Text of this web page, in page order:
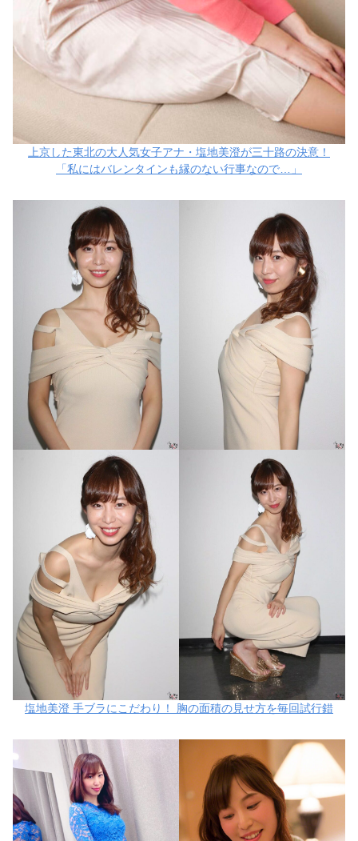
上京した東北の大人気女子アナ・塩地美澄が三十路の決意！
「私にはバレンタインも縁のない行事なので…」
塩地美澄 手ブラにこだわり！ 胸の面積の見せ方を毎回試行錯